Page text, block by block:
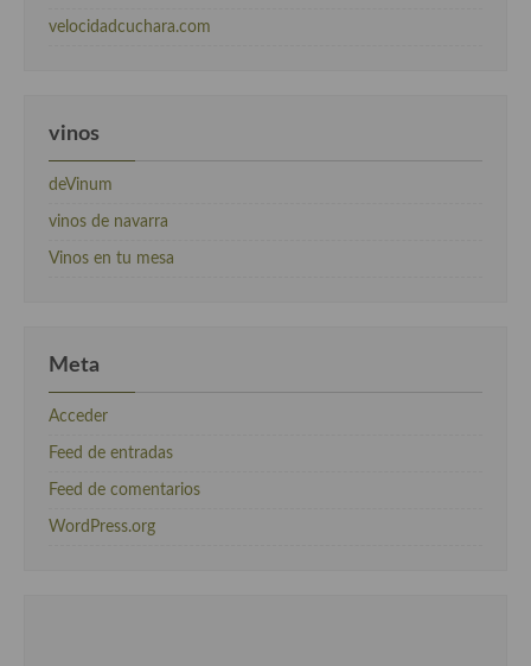
velocidadcuchara.com
vinos
deVinum
vinos de navarra
Vinos en tu mesa
Meta
Acceder
Feed de entradas
Feed de comentarios
WordPress.org